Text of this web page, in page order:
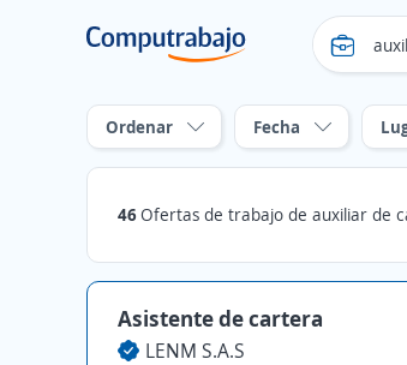
Ordenar Fecha
46Ofertas de trabajo de auxiliar de cartera en
Asistente de cartera
LENM S.A.S